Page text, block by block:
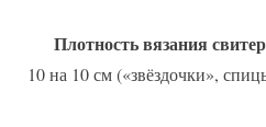
Плотность вязания
10 на 10 см («звёздочки»,